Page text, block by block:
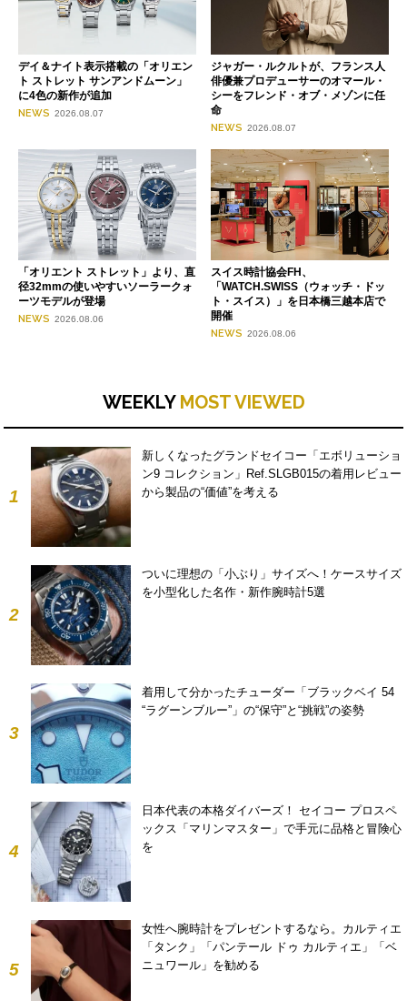
デイ＆ナイト表示搭載の「オリエン
ト ストレット サンアンドムーン」
に4色の新作が追加
NEWS 2026.08.07
ジャガー・ルクルトが、フランス人
俳優兼プロデューサーのオマール・
シーをフレンド・オブ・メゾンに任
命
NEWS 2026.08.07
「オリエント ストレット」より、直
径32mmの使いやすいソーラークォ
ーツモデルが登場
NEWS 2026.08.06
スイス時計協会FH、
「WATCH.SWISS（ウォッチ・ドッ
ト・スイス）」を日本橋三越本店で
開催
NEWS 2026.08.06
WEEKLY MOST VIEWED
1
新しくなったグランドセイコー「エボリューショ
ン9 コレクション」Ref.SLGB015の着用レビュー
から製品の“価値”を考える
2
ついに理想の「小ぶり」サイズへ！ケースサイズ
を小型化した名作・新作腕時計5選
3
着用して分かったチューダー「ブラックベイ 54
“ラグーンブルー”」の“保守”と“挑戦”の姿勢
4
日本代表の本格ダイバーズ！ セイコー プロスペ
ックス「マリンマスター」で手元に品格と冒険心
を
5
女性へ腕時計をプレゼントするなら。カルティエ
「タンク」「パンテール ドゥ カルティエ」「ベ
ニュワール」を勧める